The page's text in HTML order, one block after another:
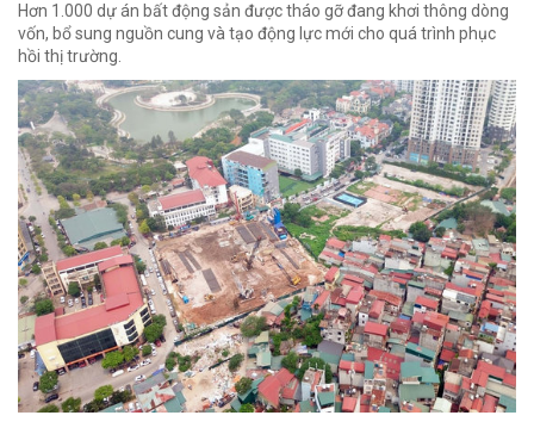
Hơn 1.000 dự án bất động sản được tháo gỡ đang khơi thông dòng
vốn, bổ sung nguồn cung và tạo động lực mới cho quá trình phục
hồi thị trường.